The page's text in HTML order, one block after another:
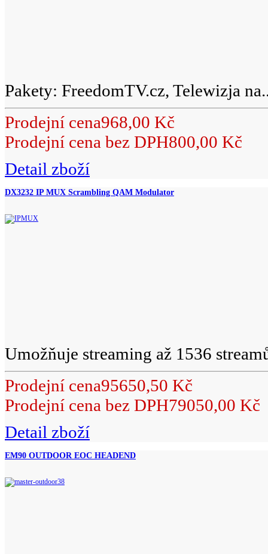
Pakety: FreedomTV.cz, Telewizja
Prodejní cena968,00 Kč
Prodejní cena bez DPH800,00 Kč
Detail zboží
DX3232 IP MUX Scrambling QAM Modulator
Umožňuje streaming až 1536
Prodejní cena95650,50 Kč
Prodejní cena bez DPH79050,00 Kč
Detail zboží
EM90 OUTDOOR EOC HEADEND